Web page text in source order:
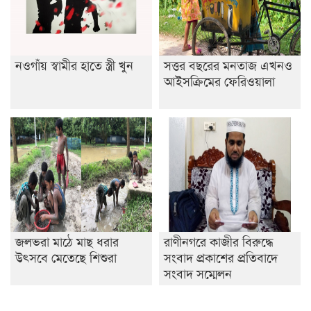
নওগাঁয় স্বামীর হাতে স্ত্রী খুন
সত্তর বছরের মনতাজ এখনও
আইসক্রিমের ফেরিওয়ালা
জলভরা মাঠে মাছ ধরার
উৎসবে মেতেছে শিশুরা
রাণীনগরে কাজীর বিরুদ্ধে
সংবাদ প্রকাশের প্রতিবাদে
সংবাদ সম্মেলন